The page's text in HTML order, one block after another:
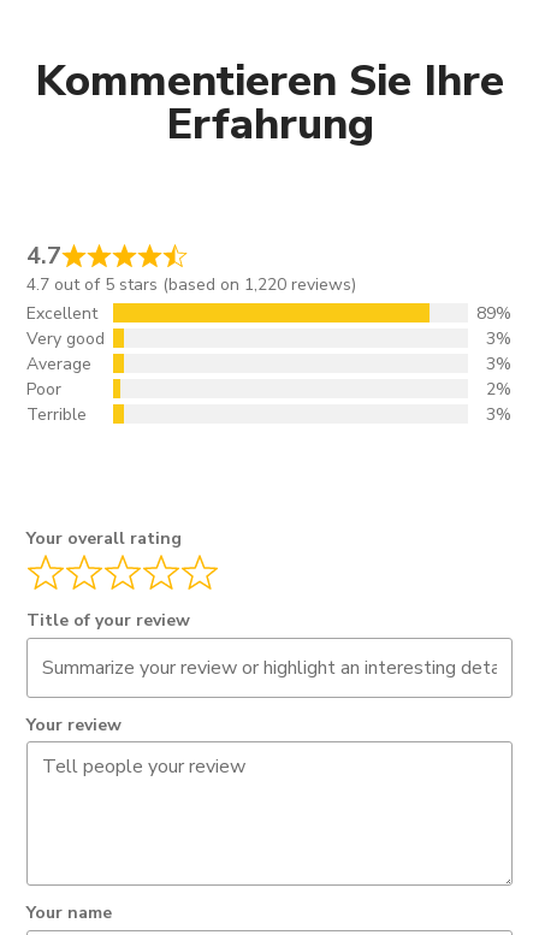
Kommentieren Sie Ihre
Erfahrung
4.7
4.7 out of 5 stars (based on 1,220 reviews)
Excellent
89%
Very good
3%
Average
3%
Poor
2%
Terrible
3%
Your overall rating
Title of your review
Your review
Your name